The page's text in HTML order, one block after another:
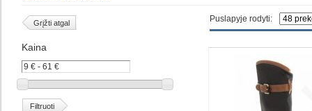
Puslapyje rodyti:
Grįžti atgal
Kaina
Filtruoti